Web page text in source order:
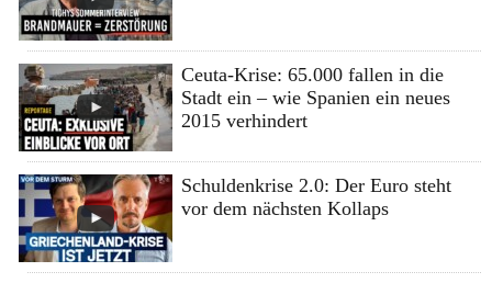
Ceuta-Krise: 65.000 fallen in die
Stadt ein – wie Spanien ein neues
2015 verhindert
Schuldenkrise 2.0: Der Euro steht
vor dem nächsten Kollaps